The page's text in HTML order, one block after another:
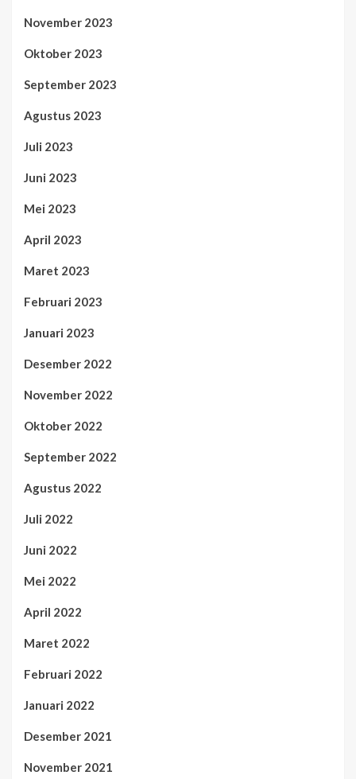
November 2023
Oktober 2023
September 2023
Agustus 2023
Juli 2023
Juni 2023
Mei 2023
April 2023
Maret 2023
Februari 2023
Januari 2023
Desember 2022
November 2022
Oktober 2022
September 2022
Agustus 2022
Juli 2022
Juni 2022
Mei 2022
April 2022
Maret 2022
Februari 2022
Januari 2022
Desember 2021
November 2021